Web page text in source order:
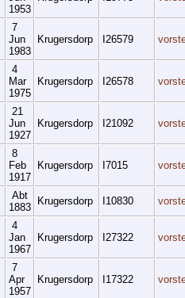
1953
7
Jun
1983
Krugersdorp I26579
4
Mar
1975
Krugersdorp I26578
21
Jun
1927
Krugersdorp I21092
8
Feb
1917
Krugersdorp I7015
Abt
1883
Krugersdorp I10830
4
Jan
1967
Krugersdorp I27322
7
Apr
1957
Krugersdorp I17322